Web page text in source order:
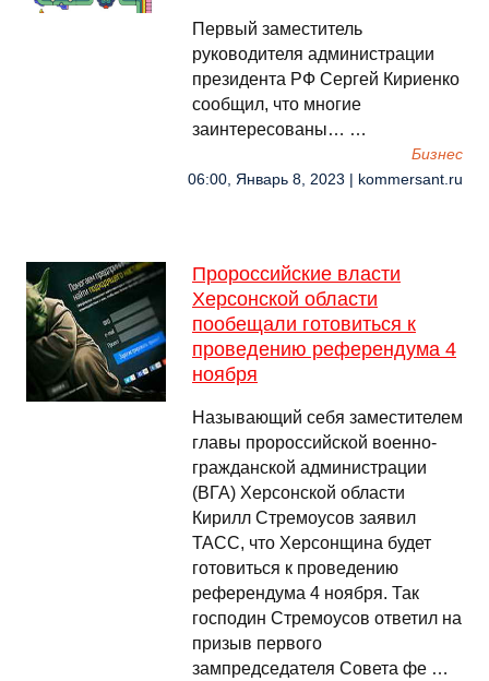
Первый заместитель
руководителя администрации
президента РФ Сергей Кириенко
сообщил, что многие
заинтересованы… …
Бизнес
06:00, Январь 8, 2023 | kommersant.ru
Пророссийские власти
Херсонской области
пообещали готовиться к
проведению референдума 4
ноября
Называющий себя заместителем
главы пророссийской военно-
гражданской администрации
(ВГА) Херсонской области
Кирилл Стремоусов заявил
ТАСС, что Херсонщина будет
готовиться к проведению
референдума 4 ноября. Так
господин Стремоусов ответил на
призыв первого
зампредседателя Совета фе …